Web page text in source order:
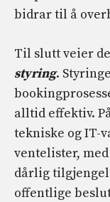
bidrar til å
Til slutt veier de
styring.
alltid effektiv.
tekniske og IT-
ventelister,
dårlig
offentlige